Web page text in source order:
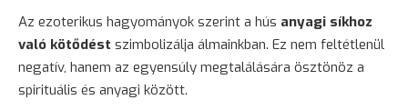
Az ezoterikus hagyományok szerint a hús anyagi síkhoz
való kötődést szimbolizálja álmainkban. Ez nem feltétlenül
negatív, hanem az egyensúly megtalálására ösztönöz a
spirituális és anyagi között.